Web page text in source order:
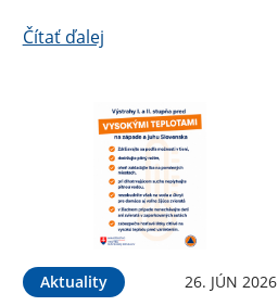
Čítať ďalej
Aktuality 26. JÚN 2026